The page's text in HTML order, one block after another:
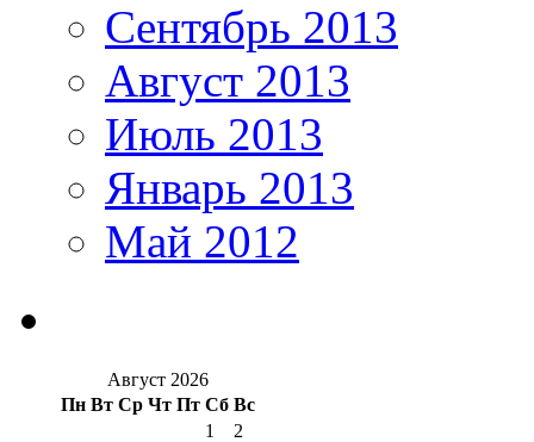
Сентябрь 2013
Август 2013
Июль 2013
Январь 2013
Май 2012
Август 2026
Пн Вт Ср Чт Пт Сб Вс
1
2